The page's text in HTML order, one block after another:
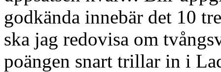
godkända innebär det 10
ska jag redovisa om
poängen snart trillar in i